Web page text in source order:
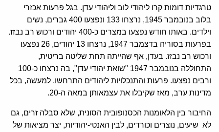
טרגדיות דומות קרו ליהודי לוב וליהודי עדן. בגל פרעות אכזרי
בלוב בנובמבר 1945, נרצחו 133 ונפצעו 400 גברים, נשים
וילדים. באותו חודש נפצעו במצרים כ-400 יהודים ורכוש רב נבזז.
בפרעות בסוריה בדצמבר 1947, נרצחו 13 יהודים, 26 נפצעו
ורכוש רב נבזז. בעדן, אף שהייתה תחת שליטה בריטית,
התחוללה בנובמבר 1947 "שואת יהודי עדן", בה נרצחו כ-100
ורבים נפצעו. פרעות והתנכלויות ליהודים התרחשו, למעשה, בכל
מדינות ערב, מאז שקיבלו את עצמאותן במאה ה-20.
החיבור בין הלאומנות הכסנופובית הסונית, שלא סבלה זרים, גם
לא שיעים, נוצרים וכורדים, לבין האנטי-יהודיות, יצר מציאות של